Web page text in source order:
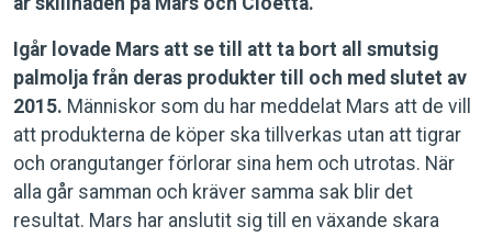
Igår lovade Mars att se till att ta bort all smutsig
palmolja från deras produkter till och med slutet av
2015. Människor som du har meddelat Mars att de vill
att produkterna de köper ska tillverkas utan att tigrar
och orangutanger förlorar sina hem och utrotas. När
alla går samman och kräver samma sak blir det
resultat. Mars har anslutit sig till en växande skara